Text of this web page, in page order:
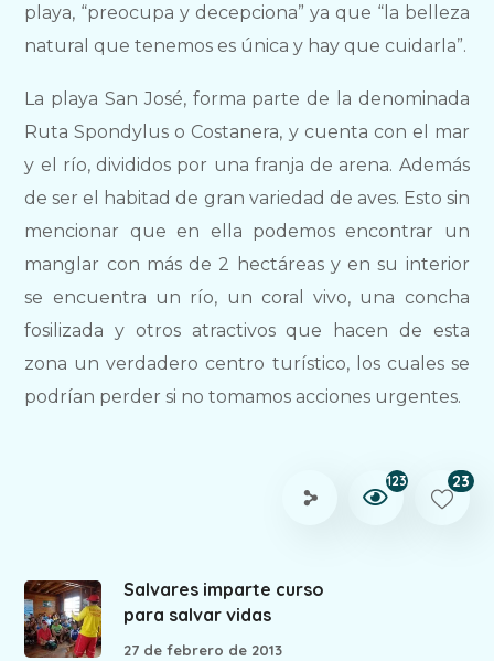
playa, “preocupa y decepciona” ya que “la belleza
natural que tenemos es única y hay que cuidarla”.
La playa San José, forma parte de la denominada
Ruta Spondylus o Costanera, y cuenta con el mar
y el río, divididos por una franja de arena. Además
de ser el habitad de gran variedad de aves. Esto sin
mencionar que en ella podemos encontrar un
manglar con más de 2 hectáreas y en su interior
se encuentra un río, un coral vivo, una concha
fosilizada y otros atractivos que hacen de esta
zona un verdadero centro turístico, los cuales se
podrían perder si no tomamos acciones urgentes.
123 23
Salvares imparte curso
para salvar vidas
27 de febrero de 2013